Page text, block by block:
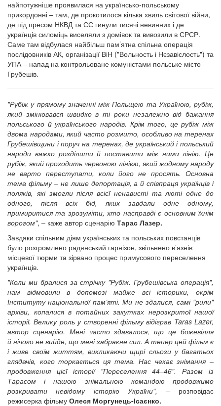
найпотужніше проявилася на українсько-польському
прикордонні – там, де прокотилося кілька хвиль світової війни,
де під пресом НКВД та СС гинули тисячі невинних і де
українців силоміць виселяли з домівок та вивозили в СРСР.
Саме там відбулася найбільш пам’ятна спільна операція
послідовників АК, організації ВіН ("Вольность і Нєзавіслость") та
УПА – напад на контрольоване комуністами польське місто
Грубешів.
"Рубіж у прямому значенні між Польщею та Україною, рубіж,
який змінювався швидко в ті роки незалежно від бажання
польського й українського народів. Крім того, це рубіж між
двома народами, який часто розмито, особливо на теренах
Грубешівщини і поруч на теренах, де український і польський
народи важко розділити й поставити між ними лінію. Це
рубіж, який проходить червоною лінією, який жодному народу
не варто переступати, коли його не просять. Основна
тема фільму – не лише депортація, а й співпраця українців і
поляків, які змогли після всієї ненависті та люті одне до
одного, після всіх бід, яких завдали одне одному,
примиритися та зрозуміти, хто насправді є основним їхнім
ворогом", – каже автор сценарію Тарас Лазер.
Завдяки спільним діям українських та польських повстанців
було розгромлено радянський гарнізон, звільнено в’язнів
місцевої тюрми та зірвано процес примусового переселення
українців.
"Коли ми бралися за стрічку "Рубіж. Грубешівська операція",
нам відмовили в допомозі майже всі історики, окрім
Інституту національної пам’яті. Ми не здалися, самі "рили"
архіви, копалися в потайних закутках нерозкритої нашої
історії. Велику роль у створенні фільму відіграв Taras Lazer,
автор сценарію. Мені часто здавалося, що це божевілля
й нічого не вийде, що мені забракне сил. А тепер цей фільм є
і живе своїм життям, викликаючи щирі сльози у багатьох
глядачів, кого торкається ця тема. Нас чекає знімання –
продовження цієї історії "Переселення 44–46". Разом із
Тарасом і нашою знімальною командою продовжимо
розкривати невідому історію України",
– розповідає
режисерка фільму Олеся Моргунець-Ісаєнко.